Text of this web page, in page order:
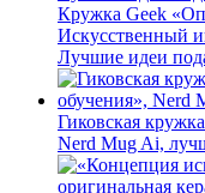
Кружка Geek
Искусственный
Лучшие идеи
Гиковская
Nerd Mug Ai,